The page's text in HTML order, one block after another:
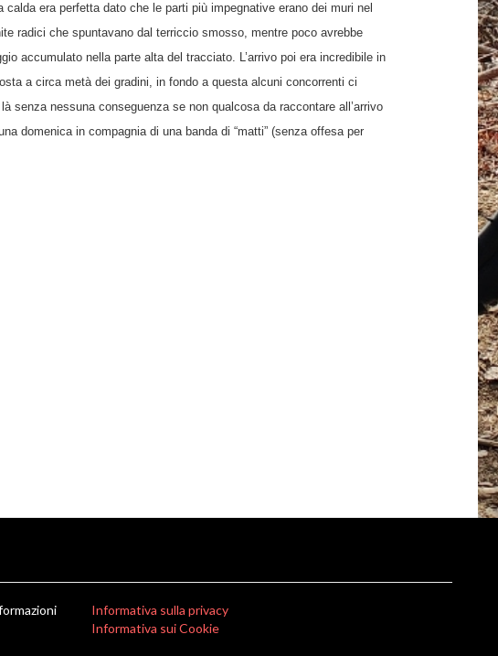
era perfetta dato che le parti più impegnative erano dei muri nel
radici che spuntavano dal terriccio smosso, mentre poco avrebbe
accumulato nella parte alta del tracciato. L’arrivo poi era incredibile in
a circa metà dei gradini, in fondo a questa alcuni concorrenti ci
senza nessuna conseguenza se non qualcosa da raccontare all’arrivo
domenica in compagnia di una banda di “matti” (senza offesa per
Informativa sulla privacy
Informativa sui Cookie